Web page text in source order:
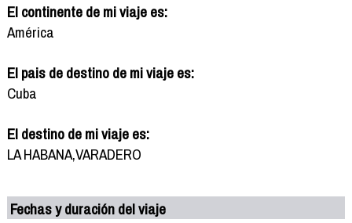
El continente de mi viaje es:
América
El pais de destino de mi viaje es:
Cuba
El destino de mi viaje es:
LA HABANA,VARADERO
Fechas y duración del viaje